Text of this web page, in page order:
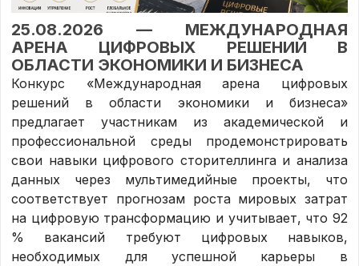
25.08.2026 — МЕЖДУНАРОДНАЯ
АРЕНА ЦИФРОВЫХ РЕШЕНИЙ В
ОБЛАСТИ ЭКОНОМИКИ И БИЗНЕСА
Конкурс «Международная арена цифровых
решений в области экономики и бизнеса»
предлагает участникам из академической и
профессиональной среды продемонстрировать
свои навыки цифрового сторителлинга и анализа
данных через мультимедийные проекты, что
соответствует прогнозам роста мировых затрат
на цифровую трансформацию и учитывает, что 92
% вакансий требуют цифровых навыков,
необходимых для успешной карьеры в